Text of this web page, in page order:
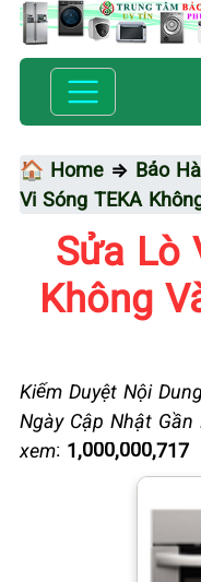
🏠 Home ⇒ Bảo
Vi Sóng TEKA
Sửa Lò
Không
Kiểm Duyệt Nội
Ngày Cập Nhật Gần
xem: 1,000,000,717